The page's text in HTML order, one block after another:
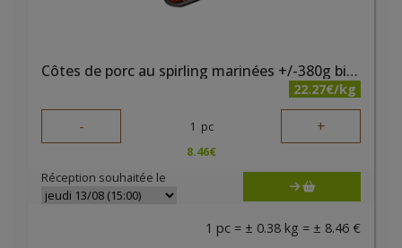
Côtes de porc au spirling marinées +/-380g bio PQA
22.27€/kg
- 1 pc +
8.46€
Réception souhaitée le
1 pc = ± 0.38 kg = ± 8.46 €